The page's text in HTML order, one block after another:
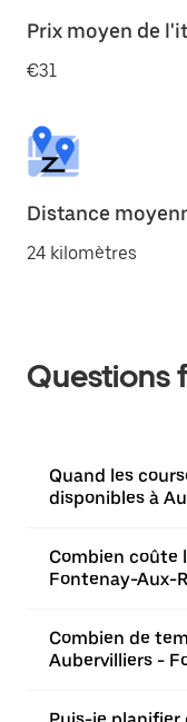
Prix moyen de
€31
Distance
24 kilomètres
Questions
Quand les
disponibles à
Combien coûte
Fontenay-Aux-
Combien de
Aubervilliers -